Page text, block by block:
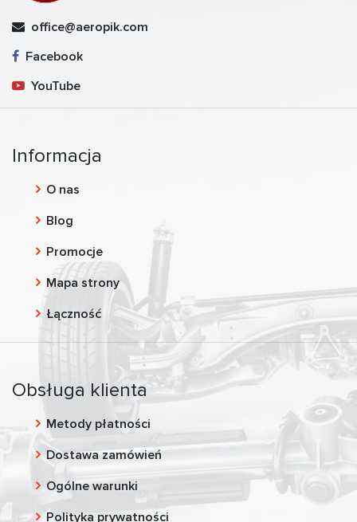
office@aeropik.com
Facebook
YouTube
Informacja
O nas
Blog
Promocje
Mapa strony
Łączność
Obsługa klienta
Metody płatności
Dostawa zamówień
Ogólne warunki
Polityka prywatności